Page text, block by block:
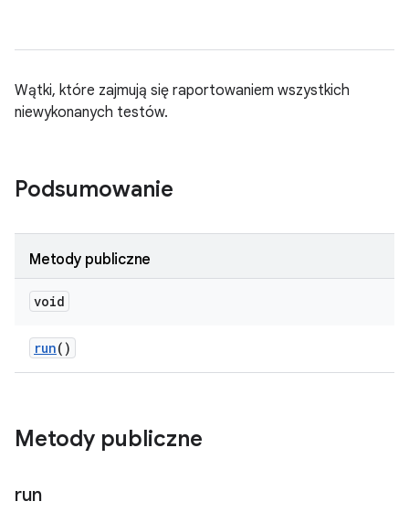
Wątki, które zajmują się raportowaniem wszystkich
niewykonanych testów.
Podsumowanie
Metody publiczne
void
run()
Metody publiczne
run